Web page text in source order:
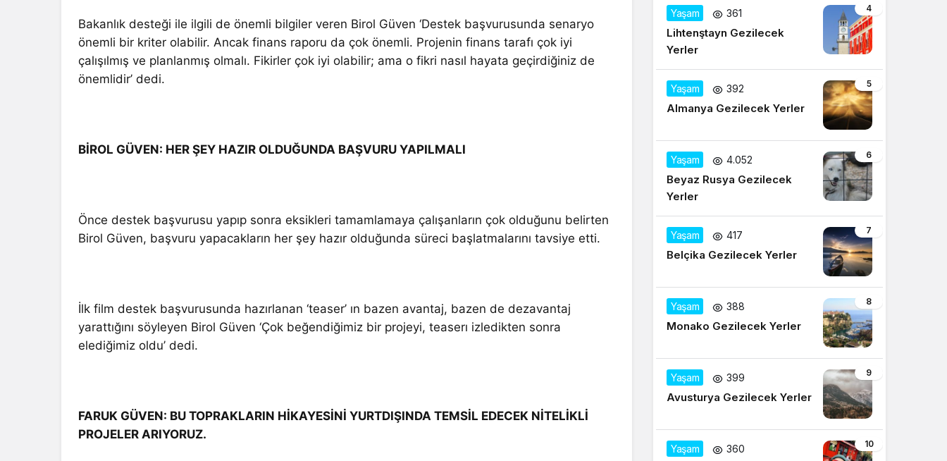
Bakanlık desteği ile ilgili de önemli bilgiler veren Birol Güven ‘Destek başvurusunda senaryo
önemli bir kriter olabilir. Ancak finans raporu da çok önemli. Projenin finans tarafı çok iyi
çalışılmış ve planlanmış olmalı. Fikirler çok iyi olabilir; ama o fikri nasıl hayata geçirdiğiniz de
önemlidir’ dedi.
BİROL GÜVEN: HER ŞEY HAZIR OLDUĞUNDA BAŞVURU YAPILMALI
Önce destek başvurusu yapıp sonra eksikleri tamamlamaya çalışanların çok olduğunu belirten
Birol Güven, başvuru yapacakların her şey hazır olduğunda süreci başlatmalarını tavsiye etti.
İlk film destek başvurusunda hazırlanan ‘teaser’ ın bazen avantaj, bazen de dezavantaj
yarattığını söyleyen Birol Güven ‘Çok beğendiğimiz bir projeyi, teaserı izledikten sonra
elediğimiz oldu’ dedi.
FARUK GÜVEN: BU TOPRAKLARIN HİKAYESİNİ YURTDIŞINDA TEMSİL EDECEK NİTELİKLİ
PROJELER ARIYORUZ.
4
Yaşam 361
Lihtenştayn Gezilecek
Yerler
5
Yaşam 392
Almanya Gezilecek Yerler
6
Yaşam 4.052
Beyaz Rusya Gezilecek
Yerler
7
Yaşam 417
Belçika Gezilecek Yerler
8
Yaşam 388
Monako Gezilecek Yerler
9
Yaşam 399
Avusturya Gezilecek Yerler
10
Yaşam 360